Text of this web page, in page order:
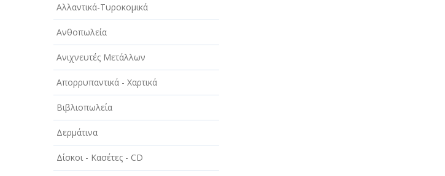
ΕΚΠΑΙΔΕΥΣΗ - ΣΧΟΛΕΣ
ΕΜΠΟΡΙΟ - ΕΜΠΟΡΙΚΑ
ΚΑΤΑΣΤΗΜΑΤΑ
ΕΡΓΟΣΤΑΣΙΑ - ΒΙΟΜΗΧΑΝΙΕΣ
ΞΕΝΟΔΟΧΕΙΑ - ΤΟΥΡΙΣΜΟΣ
ΟΜΟΡΦΙΑ
ΠΑΡΟΧΗ ΥΠΗΡΕΣΙΩΝ
Αλλαντικά-Τυροκομικά
Ανθοπωλεία
Ανιχνευτές Μετάλλων
Απορρυπαντικά - Χαρτικά
Βιβλιοπωλεία
Δερμάτινα
Δίσκοι - Κασέτες - CD